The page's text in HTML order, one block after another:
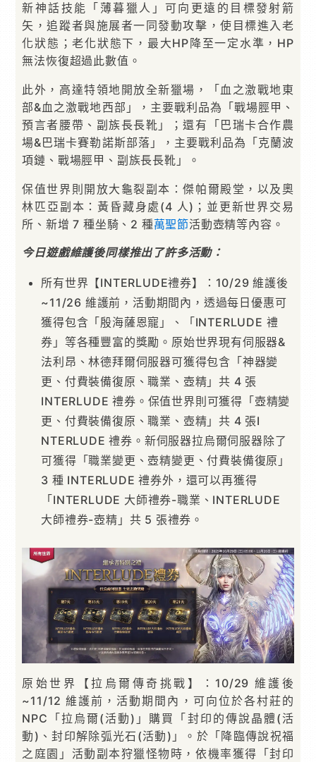
新神話技能「薄暮獵人」可向更遠的目標發射箭
矢，追蹤者與施展者一同發動攻擊，使目標進入老
化狀態；老化狀態下，最大HP降至一定水準，HP
無法恢復超過此數值。
此外，高達特領地開放全新獵場，「血之激戰地東
部&血之激戰地西部」，主要戰利品為「戰場脛甲、
預言者腰帶、副族長長靴」；還有「巴瑞卡合作農
場&巴瑞卡賽勒諾斯部落」，主要戰利品為「克蘭波
項鏈、戰場脛甲、副族長長靴」。
保值世界則開放大龜裂副本：傑帕爾殿堂，以及奧
林匹亞副本：黃昏藏身處(4 人)；並更新世界交易
所、新增 7 種坐騎、2 種萬聖節活動壺精等內容。
今日遊戲維護後同樣推出了許多活動：
所有世界【INTERLUDE禮券】：10/29 維護後
~11/26 維護前，活動期間內，透過每日優惠可
獲得包含「殷海薩恩寵」、「INTERLUDE 禮
券」等各種豐富的獎勵。原始世界現有伺服器&
法利昂、林德拜爾伺服器可獲得包含「神器變
更、付費裝備復原、職業、壺精」共 4 張
INTERLUDE 禮券。保值世界則可獲得「壺精變
更、付費裝備復原、職業、壺精」共 4 張I
NTERLUDE 禮券。新伺服器拉烏爾伺服器除了
可獲得「職業變更、壺精變更、付費裝備復原」
3 種 INTERLUDE 禮券外，還可以再獲得
「INTERLUDE 大師禮券-職業、INTERLUDE
大師禮券-壺精」共 5 張禮券。
原始世界【拉烏爾傳奇挑戰】：10/29 維護後
~11/12 維護前，活動期間內，可向位於各村莊的
NPC「拉烏爾(活動)」購買「封印的傳說晶體(活
動)、封印解除弧光石(活動)」。於「降臨傳說祝福
之庭園」活動副本狩獵怪物時，依機率獲得「封印